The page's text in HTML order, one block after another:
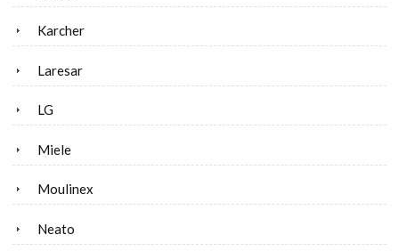
Karcher
Laresar
LG
Miele
Moulinex
Neato